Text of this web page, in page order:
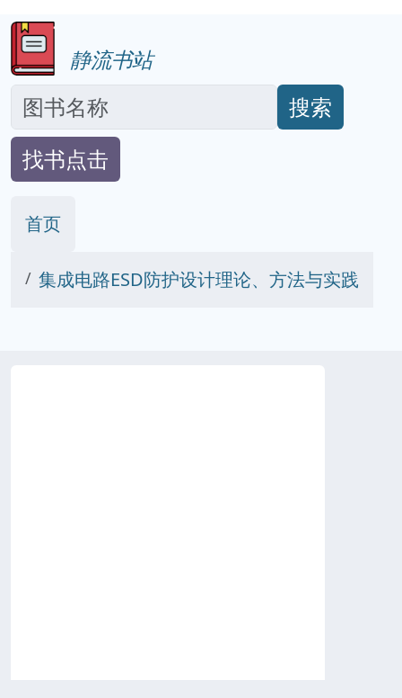
静流书站
搜索
找书点击
首页
集成电路ESD防护设计理论、方法与实践